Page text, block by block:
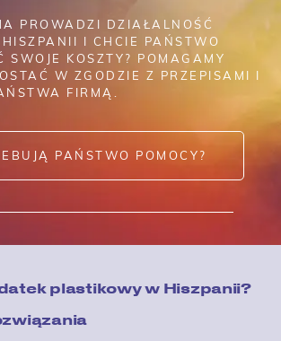
PROWADZI DZIAŁALNOŚĆ
I CHCIE PAŃSTWO
SWOJE KOSZTY? POMAGAMY
W ZGODZIE Z PRZEPISAMI I
FIRMĄ.
PAŃSTWO POMOCY?
plastikowy w Hiszpanii?